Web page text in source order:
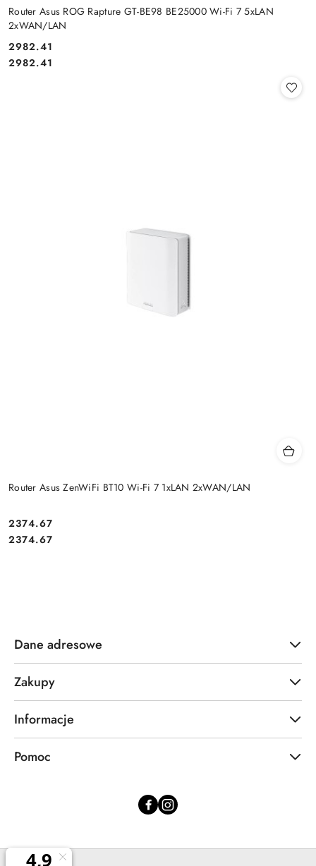
Router Asus ROG Rapture GT-BE98 BE25000 Wi-Fi 7 5xLAN
2xWAN/LAN
Cena:
2982.41
Cena:
2982.41
Router Asus ZenWiFi BT10 Wi-Fi 7 1xLAN 2xWAN/LAN
Cena:
2374.67
Cena:
2374.67
Dane adresowe
Zakupy
Informacje
Pomoc